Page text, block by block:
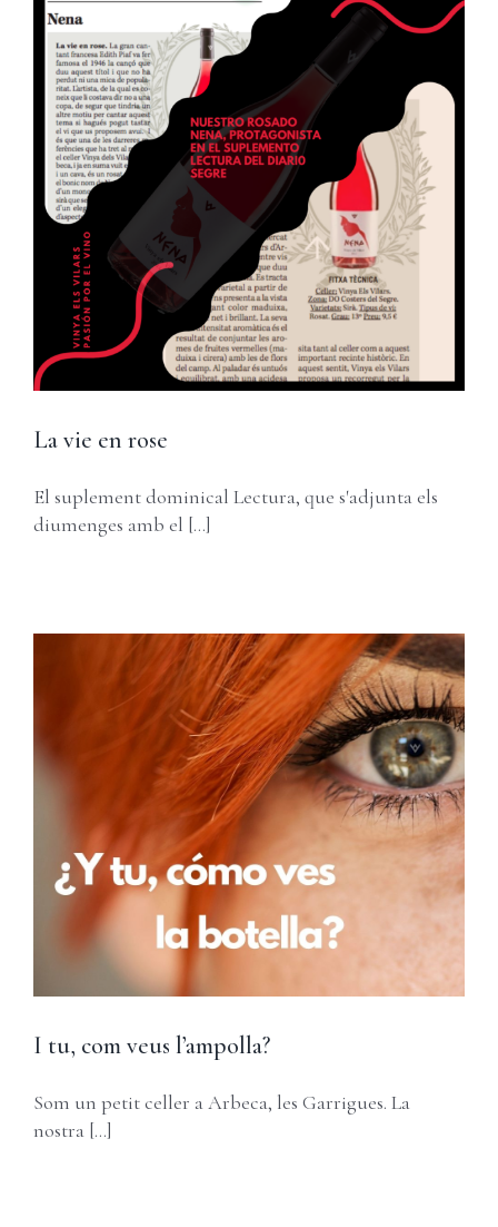
La vie en rose
El suplement dominical Lectura, que s'adjunta els
diumenges amb el [...]
I tu, com veus l’ampolla?
Som un petit celler a Arbeca, les Garrigues. La
nostra [...]